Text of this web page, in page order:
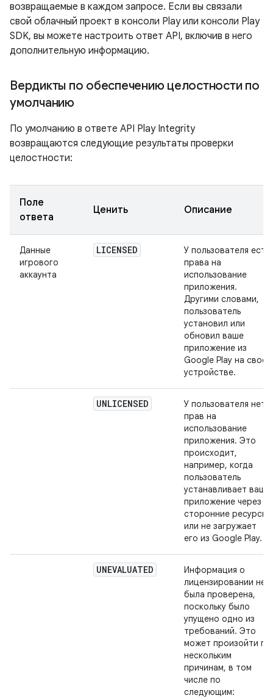
возвращаемые в каждом запросе. Если вы связали
свой облачный проект в консоли Play или консоли Play
SDK, вы можете настроить ответ API, включив в него
дополнительную информацию.
Вердикты по обеспечению целостности по
умолчанию
По умолчанию в ответе API Play Integrity
возвращаются следующие результаты проверки
целостности:
Поле
ответа
Ценить Описание
Данные
игрового
аккаунта
LICENSED
У пользователя есть
права на
использование
приложения.
Другими словами,
пользователь
установил или
обновил ваше
приложение из
Google Play на своем
устройстве.
UNLICENSED
У пользователя нет
прав на
использование
приложения. Это
происходит,
например, когда
пользователь
устанавливает ваше
приложение через
сторонние ресурсы
или не загружает
его из Google Play.
UNEVALUATED
Информация о
лицензировании не
была проверена,
поскольку было
упущено одно из
требований. Это
может произойти по
нескольким
причинам, в том
числе по
следующим: